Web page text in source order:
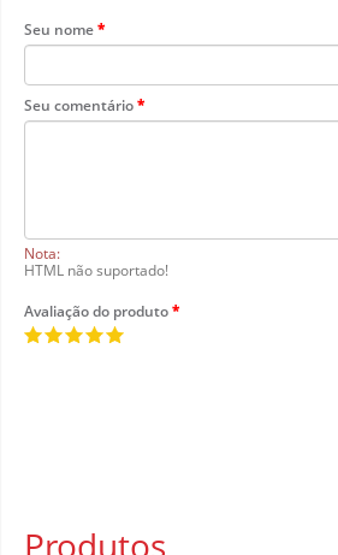
Seu nome
Seu comentário
Nota:
HTML não suportado!
Avaliação do produto
Produtos